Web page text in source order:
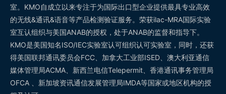
室。KMO自成立以来专注于为国际出口型企业提供最具专业高效
的无线&通讯&语音等产品检测验证服务。荣获ilac-MRA国际实验
室互认组织与美国ANAB的授权，处于ANAB的监督和指导下。
KMO是美国知名ISO/IEC实验室认可组织认可实验室，同时，还获
得美国联邦通讯委员会FCC、加拿大工业部ISED、澳大利亚通信
媒体管理局ACMA、新西兰电信Telepermit、香港通讯事务管理局
OFCA 、新加坡资讯通信发展管理局IMDA等国家或地区机构的授